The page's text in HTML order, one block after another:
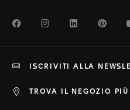
FacebookInstagramLinkedIn
TROVA IL NEGOZIO
ISCRIVITI ALLA